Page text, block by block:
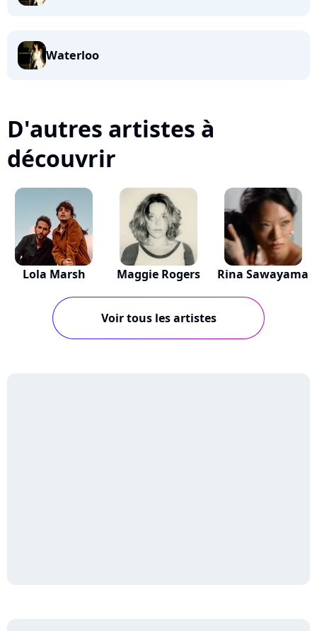
Waterloo
D'autres artistes à
découvrir
Lola Marsh Maggie Rogers Rina Sawayama
Voir tous les artistes